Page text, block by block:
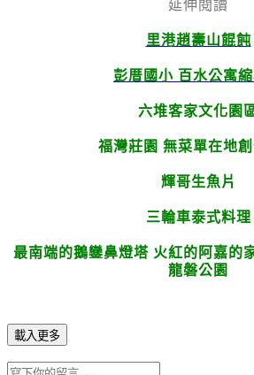
延伸閱讀
里港趙壽山餛飩
彭厝國小 百水公寓
六堆客家文化園
福灣莊園 無菜單在地
輝哥生魚片
三輪車泰式料理
最南端的鵝鑾鼻燈塔 火紅的阿嘉的
龍磐公園
載入更多